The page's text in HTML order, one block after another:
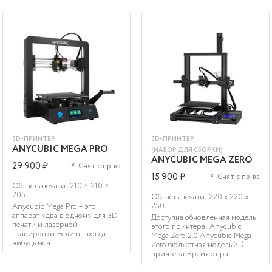
3D-ПРИНТЕР
ANYCUBIC MEGA PRO
29 900 ₽
× Снят с пр-ва
Область печати: 210 × 210 ×
205
Anycubic Mega Pro – это
аппарат «два в одном» для 3D-
печати и лазерной
гравировки. Если вы когда-
нибудь мечт...
3D-ПРИНТЕР
(НАБОР ДЛЯ СБОРКИ)
ANYCUBIC MEGA ZERO
15 900 ₽
× Снят с пр-ва
Область печати: 220 х 220 х
250
Доступна обновленная модель
этого принтера: Anycubic
Mega Zero 2.0 Anycubic Mega
Zero бюджетная модель 3D-
принтера. Время от ра...